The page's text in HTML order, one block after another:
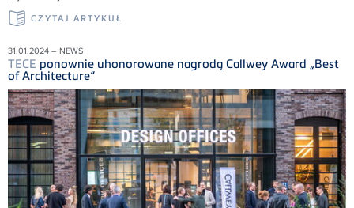
CZYTAJ ARTYKUŁ
31.01.2024 – NEWS
TECE ponownie uhonorowane nagrodą Callwey Award „Best
of Architecture“